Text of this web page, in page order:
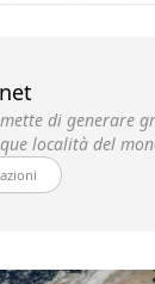
di generare
località del